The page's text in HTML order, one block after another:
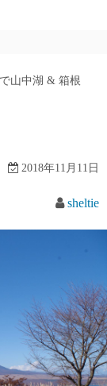
山中湖 & 箱根
2018年11月11日
sheltie